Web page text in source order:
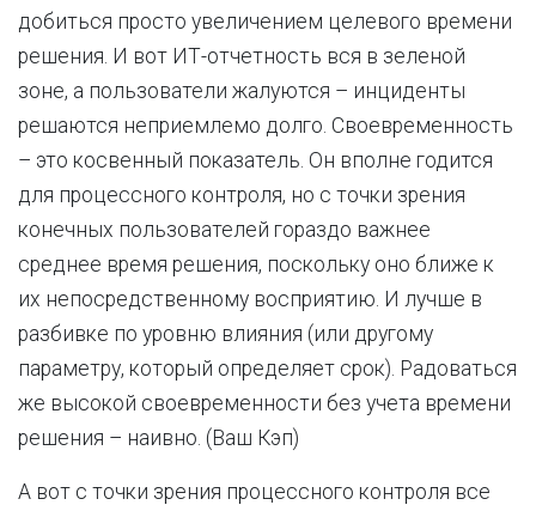
добиться просто увеличением целевого времени
решения. И вот ИТ-отчетность вся в зеленой
зоне, а пользователи жалуются – инциденты
решаются неприемлемо долго. Своевременность
– это косвенный показатель. Он вполне годится
для процессного контроля, но с точки зрения
конечных пользователей гораздо важнее
среднее время решения, поскольку оно ближе к
их непосредственному восприятию. И лучше в
разбивке по уровню влияния (или другому
параметру, который определяет срок). Радоваться
же высокой своевременности без учета времени
решения – наивно. (Ваш Кэп)
А вот с точки зрения процессного контроля все